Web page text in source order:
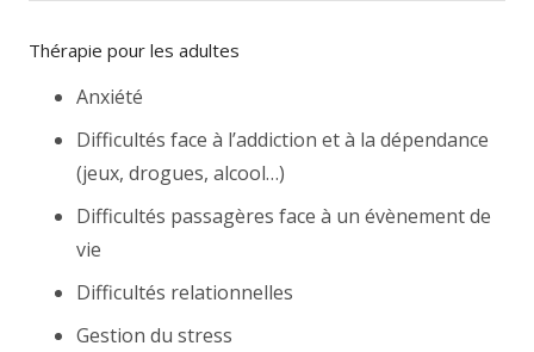
Thérapie pour les adultes
Anxiété
Difficultés face à l’addiction et à la dépendance
(jeux, drogues, alcool…)
Difficultés passagères face à un évènement de
vie
Difficultés relationnelles
Gestion du stress